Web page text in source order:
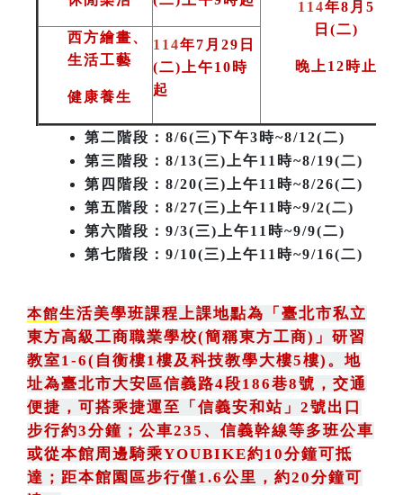
114年8月5
日(二)
晚上12時止
西方繪畫、
生活工藝
健康養生
114年7月29日
(二)上午10時
起
第二階段 ：8/6(三)下午3時~8/12(二)
第三階段 ：8/13(三)上午11時~8/19(二)
第四階段：8/20(三)上午11時~8/26(二)
第五階段：8/27(三)上午11時~9/2(二)
第六階段：9/3(三)上午11時~9/9(二)
第七階段：9/10(三)上午11時~9/16(二)
本館生活美學班課程上課地點為 「 臺北市私立
東方高級工商職業學校(簡稱東方工商) 」 研習
教室1-6(自衡樓1樓及科技教學大樓5樓)。地
址為臺北市大安區信義路4段186巷8號 ， 交通
便捷，可搭乘捷運至「信義安和站」2號出口
步行約3分鐘 ； 公車235 、 信義幹線等多班公車
或從本館周邊騎乘YOUBIKE約10分鐘可抵
達；距本館園區步行僅1.6公里，約20分鐘可